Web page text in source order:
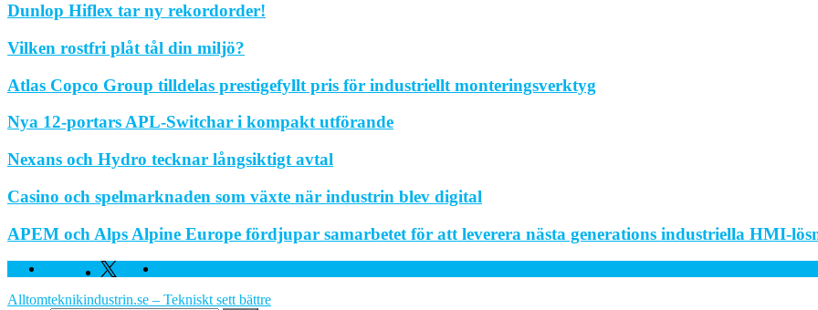
Dunlop Hiflex tar ny rekordorder!
Vilken rostfri plåt tål din miljö?
Atlas Copco Group tilldelas prestigefyllt pris för industriellt monteringsverktyg
Nya 12-portars APL-Switchar i kompakt utförande
Nexans och Hydro tecknar långsiktigt avtal
Casino och spelmarknaden som växte när industrin blev digital
APEM och Alps Alpine Europe fördjupar samarbetet för att leverera nästa generations industriella HMI-
Facebook Twitter
Alltomteknikindustrin.se – Tekniskt sett bättre